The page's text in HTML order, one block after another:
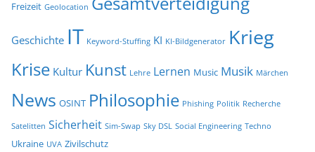
Freizeit Geolocation
Geschichte IT Keyword-Stuffing KI KI-Bildgenerator Krieg
Krise Kultur Kunst Lehre Lernen Music Musik Märchen
News OSINT Philosophie Phishing Politik Recherche
Satelitten Sicherheit Sim-Swap Sky DSL Social Engineering Techno
Ukraine UVA Zivilschutz